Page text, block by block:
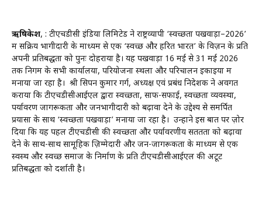
ऋषिकेश, : टीएचडीसी इंडिया लिमिटेड ने राष्ट्रव्यापी ‘स्वच्छता पखवाड़ा–2026’
में सक्रिय भागीदारी के माध्यम से एक ‘स्वच्छ और हरित भारत’ के विज़न के प्रति
अपनी प्रतिबद्धता को पुनः दोहराया है। यह पखवाड़ा 16 मई से 31 मई 2026
तक निगम के सभी कार्यालयों, परियोजना स्थलों और परिचालन इकाइयों में
मनाया जा रहा है। श्री सिपन कुमार गर्ग, अध्यक्ष एवं प्रबंध निदेशक ने अवगत
कराया कि टीएचडीसीआईएल द्वारा स्वच्छता, साफ-सफाई, स्वच्छता व्यवस्था,
पर्यावरण जागरूकता और जनभागीदारी को बढ़ावा देने के उद्देश्य से समर्पित
प्रयासों के साथ ‘स्वच्छता पखवाड़ा’ मनाया जा रहा है। उन्होंने इस बात पर ज़ोर
दिया कि यह पहल टीएचडीसी की स्वच्छता और पर्यावरणीय सततता को बढ़ावा
देने के साथ-साथ सामूहिक ज़िम्मेदारी और जन-जागरूकता के माध्यम से एक
स्वस्थ और स्वच्छ समाज के निर्माण के प्रति टीएचडीसीआईएल की अटूट
प्रतिबद्धता को दर्शाती है।